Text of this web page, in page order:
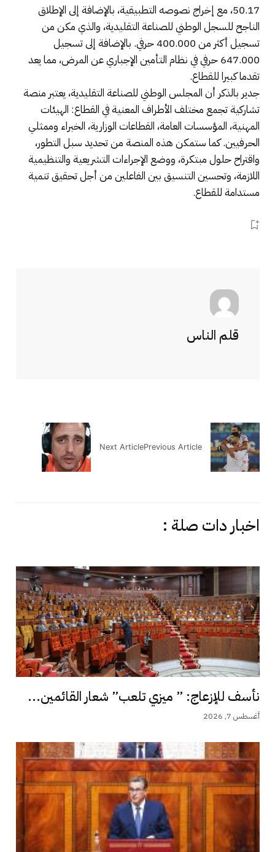
50.17، مع إخراج نصوصه التطبيقية، بالإضافة إلى الإطلاق
الناجح للسجل الوطني للصناعة التقليدية، والذي مكن من
تسجيل أكثر من 400.000 حرفي. بالإضافة إلى تسجيل
647.000 حرفي في نظام التأمين الإجباري عن المرض، مما يعد
تقدما كبيرا للقطاع.
جدير بالذكر أن المجلس الوطني للصناعة التقليدية، يعتبر منصة
تشاركية تجمع مختلف الأطراف المعنية في القطاع: الهيئات
المهنية، المؤسسات العامة، القطاعات الوزارية، الخبراء وممثلي
الحرفيين. كما ستمكن هذه المنصة من تحديد سبل التطور،
واقتراح حلول مبتكرة، ووضع الإجراءات التشريعية والتنظيمية
اللازمة، وتحسين التنسيق بين الفاعلين من أجل تحقيق تنمية
مستدامة للقطاع.
قلم الناس
Previous Article
Next Article
اخبار دات صلة :
نأسف للإزعاج: ” ميزي تلعب” شعار القائمين...
أغسطس 7, 2026